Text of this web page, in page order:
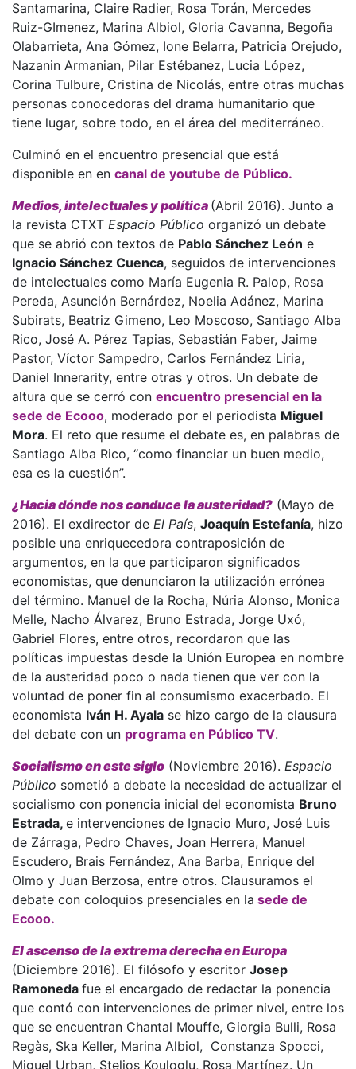
Santamarina, Claire Radier, Rosa Torán, Mercedes
Ruiz-GImenez, Marina Albiol, Gloria Cavanna, Begoña
Olabarrieta, Ana Gómez, Ione Belarra, Patricia Orejudo,
Nazanin Armanian, Pilar Estébanez, Lucia López,
Corina Tulbure, Cristina de Nicolás, entre otras muchas
personas conocedoras del drama humanitario que
tiene lugar, sobre todo, en el área del mediterráneo.
Culminó en el encuentro presencial que está
disponible en en canal de youtube de Público.
Medios, intelectuales y política (Abril 2016). Junto a
la revista CTXT Espacio Público organizó un debate
que se abrió con textos de Pablo Sánchez León e
Ignacio Sánchez Cuenca, seguidos de intervenciones
de intelectuales como María Eugenia R. Palop, Rosa
Pereda, Asunción Bernárdez, Noelia Adánez, Marina
Subirats, Beatriz Gimeno, Leo Moscoso, Santiago Alba
Rico, José A. Pérez Tapias, Sebastián Faber, Jaime
Pastor, Víctor Sampedro, Carlos Fernández Liria,
Daniel Innerarity, entre otras y otros. Un debate de
altura que se cerró con encuentro presencial en la
sede de Ecooo, moderado por el periodista Miguel
Mora. El reto que resume el debate es, en palabras de
Santiago Alba Rico, “como financiar un buen medio,
esa es la cuestión”.
¿Hacia dónde nos conduce la austeridad? (Mayo de
2016). El exdirector de El País, Joaquín Estefanía, hizo
posible una enriquecedora contraposición de
argumentos, en la que participaron significados
economistas, que denunciaron la utilización errónea
del término. Manuel de la Rocha, Núria Alonso, Monica
Melle, Nacho Álvarez, Bruno Estrada, Jorge Uxó,
Gabriel Flores, entre otros, recordaron que las
políticas impuestas desde la Unión Europea en nombre
de la austeridad poco o nada tienen que ver con la
voluntad de poner fin al consumismo exacerbado. El
economista Iván H. Ayala se hizo cargo de la clausura
del debate con un programa en Público TV.
Socialismo en este siglo (Noviembre 2016). Espacio
Público sometió a debate la necesidad de actualizar el
socialismo con ponencia inicial del economista Bruno
Estrada, e intervenciones de Ignacio Muro, José Luis
de Zárraga, Pedro Chaves, Joan Herrera, Manuel
Escudero, Brais Fernández, Ana Barba, Enrique del
Olmo y Juan Berzosa, entre otros. Clausuramos el
debate con coloquios presenciales en la sede de
Ecooo.
El ascenso de la extrema derecha en Europa
(Diciembre 2016). El filósofo y escritor Josep
Ramoneda fue el encargado de redactar la ponencia
que contó con intervenciones de primer nivel, entre los
que se encuentran Chantal Mouffe, Giorgia Bulli, Rosa
Regàs, Ska Keller, Marina Albiol, Constanza Spocci,
Miguel Urban, Stelios Kouloglu, Rosa Martínez. Un